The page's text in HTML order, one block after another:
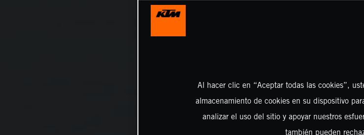
Al hacer clic en “Aceptar todas las cookies”,
almacenamiento de cookies en su dispositivo
analizar el uso del sitio y apoyar nuestros
también pueden